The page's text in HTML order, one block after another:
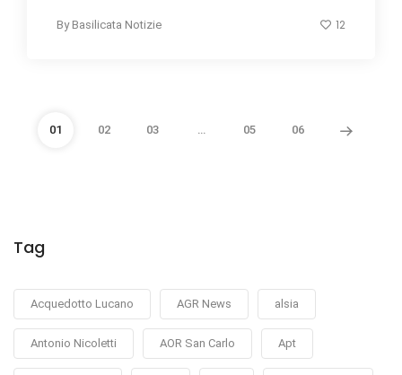
By Basilicata Notizie 12
01 02 03 … 05 06
Tag
Acquedotto Lucano AGR News alsia
Antonio Nicoletti AOR San Carlo Apt